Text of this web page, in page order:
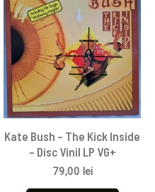
Kate Bush – The Kick Inside
– Disc Vinil LP VG+
79,00 lei